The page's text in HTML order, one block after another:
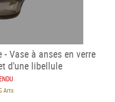
Vase à anses en verre
d'une libellule
Arts